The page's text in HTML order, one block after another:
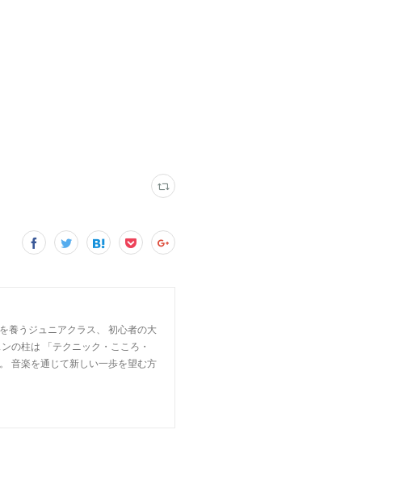
養うジュニアクラス、 初心者の大
の柱は 「テクニック・こころ・
音楽を通じて新しい一歩を望む方